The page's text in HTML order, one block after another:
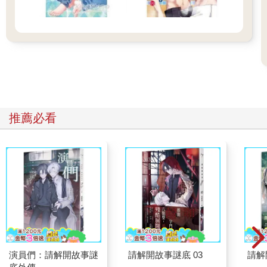
推薦必看
演員們：請解開故事謎
請解開故事謎底 03 請解